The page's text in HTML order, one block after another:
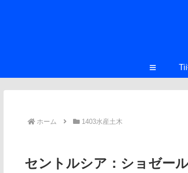
≡
ホーム 1403水産土木
セントルシア：ショゼー